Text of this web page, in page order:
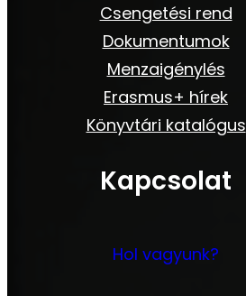
Csengetési rend
Dokumentumok
Menzaigénylés
Erasmus+ hírek
Könyvtári katalógus
Kapcsolat
Hol vagyunk?